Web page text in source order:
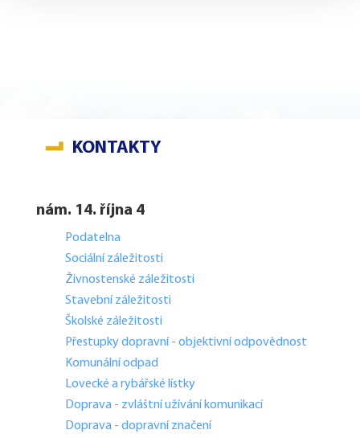
KONTAKTY
nám. 14. října 4
Podatelna
Sociální záležitosti
Živnostenské záležitosti
Stavební záležitosti
Školské záležitosti
Přestupky dopravní - objektivní odpovědnost
Komunální odpad
Lovecké a rybářské lístky
Doprava - zvláštní užívání komunikací
Doprava - dopravní značení